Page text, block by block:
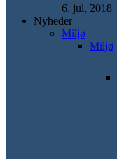
6. jul, 2018 |
Nyheder
Miljø
Miljø